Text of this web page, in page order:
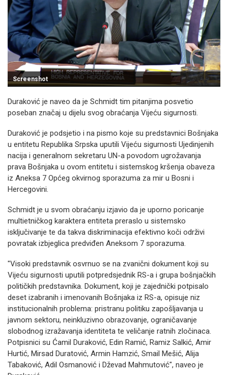
Screenshot
Duraković je naveo da je Schmidt tim pitanjima posvetio
poseban značaj u dijelu svog obraćanja Vijeću sigurnosti.
Duraković je podsjetio i na pismo koje su predstavnici Bošnjaka
u entitetu Republika Srpska uputili Vijeću sigurnosti Ujedinjenih
nacija i generalnom sekretaru UN-a povodom ugrožavanja
prava Bošnjaka u ovom entitetu i sistemskog kršenja obaveza
iz Aneksa 7 Općeg okvirnog sporazuma za mir u Bosni i
Hercegovini.
Schmidt je u svom obraćanju izjavio da je uporno poricanje
multietničkog karaktera entiteta preraslo u sistemsko
isključivanje te da takva diskriminacija efektivno koči održivi
povratak izbjeglica predviđen Aneksom 7 sporazuma.
"Visoki predstavnik osvrnuo se na zvanični dokument koji su
Vijeću sigurnosti uputili potpredsjednik RS-a i grupa bošnjačkih
političkih predstavnika. Dokument, koji je zajednički potpisalo
deset izabranih i imenovanih Bošnjaka iz RS-a, opisuje niz
institucionalnih problema: pristranu politiku zapošljavanja u
javnom sektoru, neinkluzivno obrazovanje, ograničavanje
slobodnog izražavanja identiteta te veličanje ratnih zločinaca.
Potpisnici su Ćamil Duraković, Edin Ramić, Ramiz Salkić, Amir
Hurtić, Mirsad Duratović, Armin Hamzić, Smail Mešić, Alija
Tabaković, Adil Osmanović i Dževad Mahmutović", naveo je